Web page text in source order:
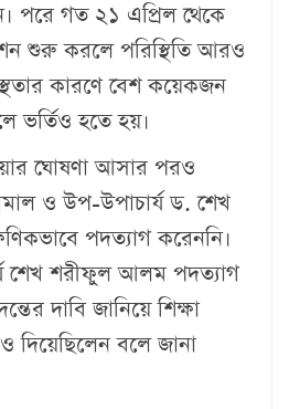
গত ২১ এপ্রিল থেকে
শুরু করলে পরিস্থিতি আরও
কারণে বেশ কয়েকজন
ভর্তিও হতে হয়।
ঘোষণা আসার পরও
ও উপ-উপাচার্য ড. শেখ
পদত্যাগ করেননি।
শেখ শরীফুল আলম পদত্যাগ
দাবি জানিয়ে শিক্ষা
দিয়েছিলেন বলে জানা